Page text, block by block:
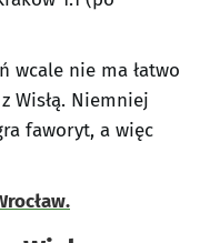
wcale nie ma łatwo
Wisłą. Niemniej
faworyt, a więc